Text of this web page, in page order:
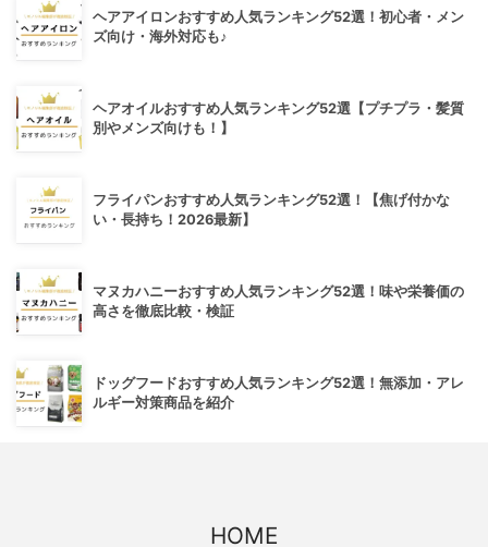
ヘアアイロンおすすめ人気ランキング52選！初心者・メン
ズ向け・海外対応も♪
ヘアオイルおすすめ人気ランキング52選【プチプラ・髪質
別やメンズ向けも！】
フライパンおすすめ人気ランキング52選！【焦げ付かな
い・長持ち！2026最新】
マヌカハニーおすすめ人気ランキング52選！味や栄養価の
高さを徹底比較・検証
ドッグフードおすすめ人気ランキング52選！無添加・アレ
ルギー対策商品を紹介
HOME